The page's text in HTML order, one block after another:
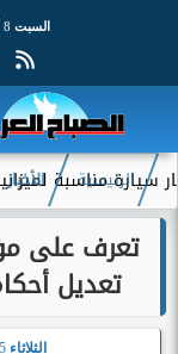
السبت
لميزانيتك
الرئيسية الأخبار
تعرف على
تعديل
الثلاثاء 5 مايو 2026